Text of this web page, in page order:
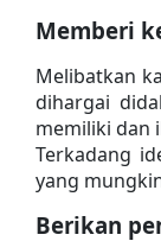
Memberi
Melibatkan
dihargai
memiliki dan
Terkadang
yang
Berikan